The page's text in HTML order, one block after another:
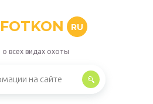
FOTKON RU
всех видах охоты